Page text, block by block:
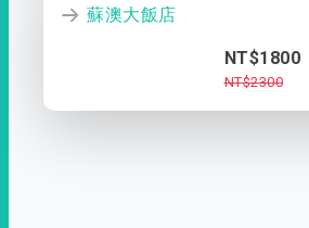
蘇澳大飯店
NT$1800
NT$2300